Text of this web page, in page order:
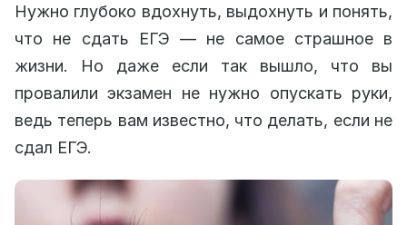
Нужно глубоко вдохнуть, выдохнуть и понять,
что не сдать ЕГЭ — не самое страшное в
жизни. Но даже если так вышло, что вы
провалили экзамен не нужно опускать руки,
ведь теперь вам известно, что делать, если не
сдал ЕГЭ.